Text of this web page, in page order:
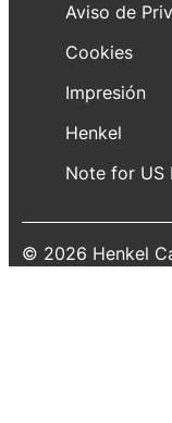
Aviso de
Cookies
Impresión
Henkel
Note for US
© 2026 Henkel